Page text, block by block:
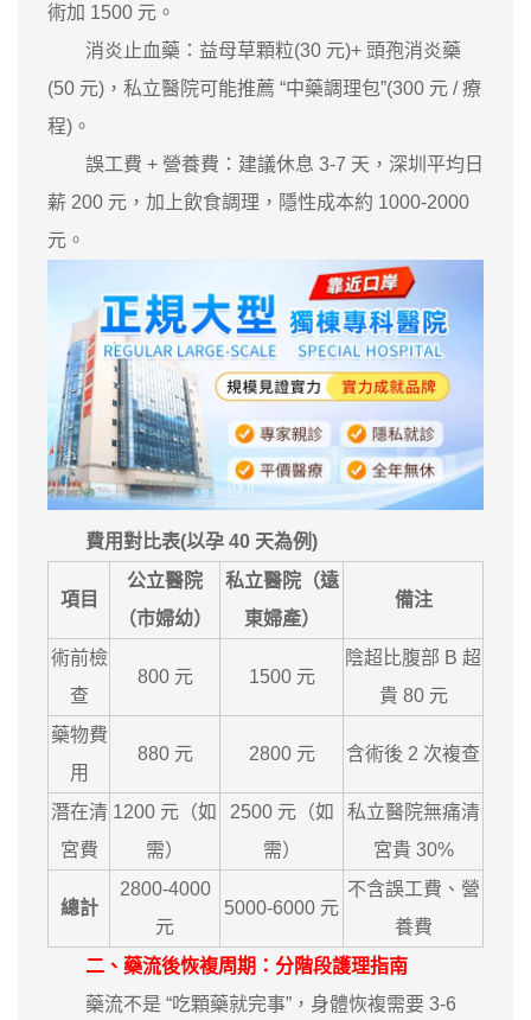
術加 1500 元。
消炎止血藥：益母草顆粒(30 元)+ 頭孢消炎藥
(50 元)，私立醫院可能推薦 “中藥調理包”(300 元 / 療
程)。
誤工費 + 營養費：建議休息 3-7 天，深圳平均日
薪 200 元，加上飲食調理，隱性成本約 1000-2000
元。
費用對比表(以孕 40 天為例)
項目
公立醫院
（市婦幼）
私立醫院（遠
東婦產）
備注
術前檢
查
800 元 1500 元
陰超比腹部 B 超
貴 80 元
藥物費
用
880 元 2800 元 含術後 2 次複查
潛在清
宮費
1200 元（如
需）
2500 元（如
需）
私立醫院無痛清
宮貴 30%
總計
2800-4000
元
5000-6000 元
不含誤工費、營
養費
二、藥流後恢複周期：分階段護理指南
藥流不是 “吃顆藥就完事”，身體恢複需要 3-6